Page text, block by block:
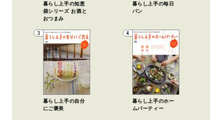
暮らし上手の知恵
袋シリーズ お酒と
おつまみ
暮らし上手の毎日
パン
3
暮らし上手の自分
にご褒美
4
暮らし上手のホー
ムパーティー